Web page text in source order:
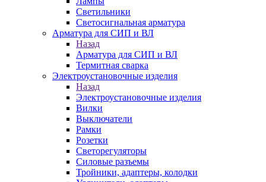
Светильники
Светосигнальная арматура
Арматура для СИП и ВЛ
Назад
Арматура для СИП и ВЛ
Термитная сварка
Электроустановочные изделия
Назад
Электроустановочные изделия
Вилки
Выключатели
Рамки
Розетки
Светорегуляторы
Силовые разъемы
Тройники, адаптеры, колодки